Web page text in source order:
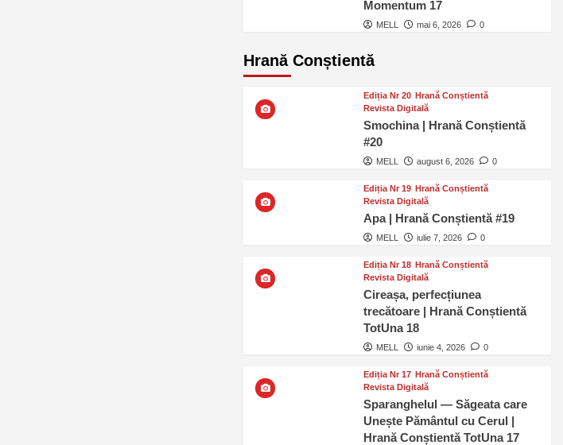
Momentum 17
MELL mai 6, 2026 0
Hrană Conștientă
Ediția Nr 20 Hrană Conștientă
Revista Digitală
Smochina | Hrană Conștientă
#20
MELL august 6, 2026 0
Ediția Nr 19 Hrană Conștientă
Revista Digitală
Apa | Hrană Conștientă #19
MELL iulie 7, 2026 0
Ediția Nr 18 Hrană Conștientă
Revista Digitală
Cireașa, perfecțiunea
trecătoare | Hrană Conștientă
TotUna 18
MELL iunie 4, 2026 0
Ediția Nr 17 Hrană Conștientă
Revista Digitală
Sparanghelul — Săgeata care
Unește Pământul cu Cerul |
Hrană Conștientă TotUna 17